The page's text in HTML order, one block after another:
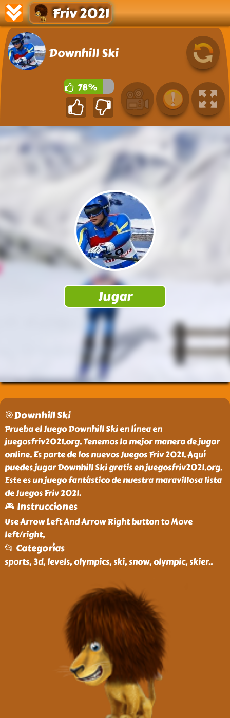
Friv 2021
Downhill Ski
78%
🎯Downhill Ski
Prueba el Juego Downhill Ski en línea en
juegosfriv2021.org. Tenemos la mejor manera de jugar
online. Es parte de los nuevos Juegos Friv 2021. Aquí
puedes jugar Downhill Ski gratis en juegosfriv2021.org.
Este es un juego fantástico de nuestra maravillosa lista
de Juegos Friv 2021.
🎮 Instrucciones
Use Arrow Left And Arrow Right button to Move
left/right,
📂 Categorías
sports, 3d, levels, olympics, ski, snow, olympic, skier..